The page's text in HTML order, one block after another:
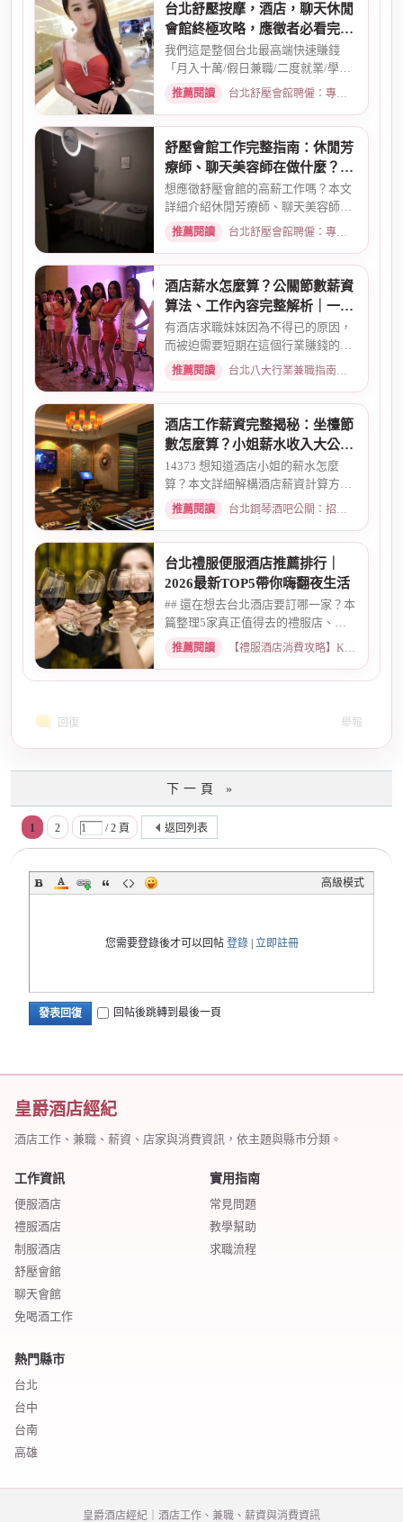
台北舒壓按摩，酒店，聊天休閒
會館終極攻略，應徵者必看完整
指南
我們這是整個台北最高端快速賺錢
「月入十萬/假日兼職/二度就業/學生
兼職/八大廣告/林森北路KTV酒...
推薦閱讀 台北舒壓會館聘僱：專業按摩師職缺與職涯規劃 · 2026-01-07
舒壓會館工作完整指南：休閒芳
療師、聊天美容師在做什麼？薪
資待遇一次看
想應徵舒壓會館的高薪工作嗎？本文
詳細介紹休閒芳療師、聊天美容師的
真實工作內容、薪資計算方式...
推薦閱讀 台北舒壓會館聘僱：專業按摩師職缺與職涯規劃 · 2026-03-09
酒店薪水怎麼算？公關節數薪資
算法、工作內容完整解析｜一次
搞懂收入結構
有酒店求職妹妹因為不得已的原因，
而被迫需要短期在這個行業賺錢的時
候而環境又你文章提到的那麼...
推薦閱讀 台北八大行業兼職指南：熱門職缺與求職須知 · 2026-02-13
酒店工作薪資完整揭秘：坐檯節
數怎麼算？小姐薪水收入大公開
｜2026最新
14373 想知道酒店小姐的薪水怎麼
算？本文詳細解構酒店薪資計算方
式，從「坐檯節數」的基本概念、...
推薦閱讀 台北鋼琴酒吧公關：招募條件與工作環境介紹 · 2026-03-09
台北禮服便服酒店推薦排行｜
2026最新TOP5帶你嗨翻夜生活
## 還在想去台北酒店要訂哪一家？本
篇整理5家真正值得去的禮服店、便
服店，從氣氛、小姐素質、消...
推薦閱讀 【禮服酒店消費攻略】KTV喝酒娛樂、價格試算 · 2026-05-08
回復 舉報
下一頁 »
1 2 / 2 頁 返回列表
高級模式
您需要登錄後才可以回帖 登錄| 立即註冊
發表回復 回帖後跳轉到最後一頁
皇爵酒店經紀
酒店工作、兼職、薪資、店家與消費資訊，依主題與縣市分類。
工作資訊
便服酒店
禮服酒店
制服酒店
舒壓會館
聊天會館
免喝酒工作
實用指南
常見問題
教學幫助
求職流程
熱門縣市
台北
台中
台南
高雄
皇爵酒店經紀｜酒店工作、兼職、薪資與消費資訊